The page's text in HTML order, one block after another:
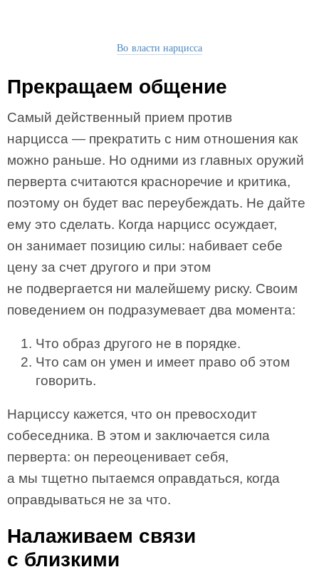
Во власти нарцисса
Прекращаем общение
Самый действенный прием против
нарцисса — прекратить с ним отношения как
можно раньше. Но одними из главных оружий
перверта считаются красноречие и критика,
поэтому он будет вас переубеждать. Не дайте
ему это сделать. Когда нарцисс осуждает,
он занимает позицию силы: набивает себе
цену за счет другого и при этом
не подвергается ни малейшему риску. Своим
поведением он подразумевает два момента:
Что образ другого не в порядке.
Что сам он умен и имеет право об этом
говорить.
Нарциссу кажется, что он превосходит
собеседника. В этом и заключается сила
перверта: он переоценивает себя,
а мы тщетно пытаемся оправдаться, когда
оправдываться не за что.
Налаживаем связи
с близкими